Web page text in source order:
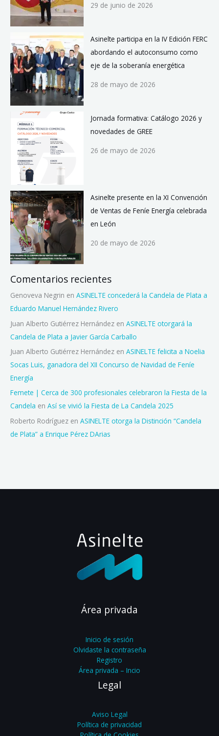
29 de junio de 2026
Asinelte participa en la IV Edición FERC
abordando el autoconsumo como
eje de la soberanía energética
28 de mayo de 2026
Jornada formativa: Catálogo 2026 y
novedades de GREE
26 de mayo de 2026
Asinelte presente en la XI Convención
de Ventas de Feníe Energía celebrada
en León
20 de mayo de 2026
Comentarios recientes
Genoveva Negrin enASINELTE concederá la Candela de Plata a
Eduardo Manuel Hernández Rivero
Juan Alberto Gutiérrez Hernández enASINELTE otorgará la
Candela de Plata a Javier García Carballo
Juan Alberto Gutiérrez Hernández enASINELTE felicita a Noelia
Socas Luis, ganadora del XII Concurso de Navidad de Feníe
Energía
Femete | Cerca de 300 profesionales celebraron la Fiesta de la
Candela enAsí se vivió la Fiesta de La Candela 2025
Roberto Rodríguez enASINELTE otorga la Distinción “Candela
de Plata” a Enrique Pérez DArias
Área privada
Inicio de sesión
Olvidaste la contraseña
Registro
Área privada – Incio
Legal
Aviso Legal
Política de privacidad